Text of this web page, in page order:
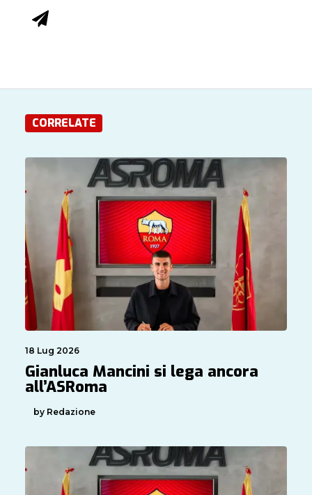
CORRELATE
18 Lug 2026
Gianluca Mancini si lega ancora
all’ASRoma
by Redazione